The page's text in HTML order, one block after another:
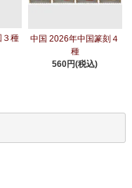
３種
中国 2026年中国篆刻４
種
560円(税込)